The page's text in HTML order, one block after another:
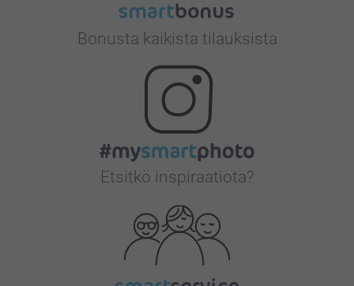
Bonusta kaikista tilauksista
Etsitkö inspiraatiota?